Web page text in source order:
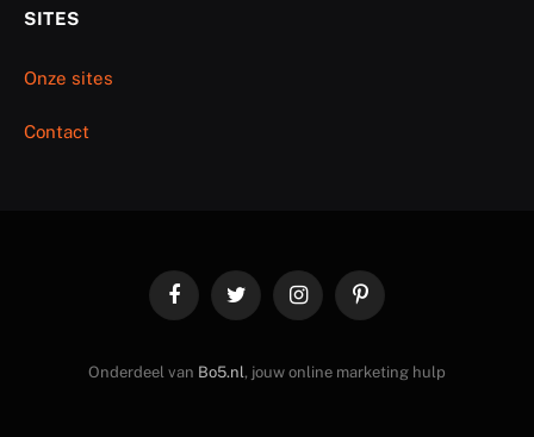
SITES
Onze sites
Contact
FacebookTwitter InstagramPinterest
Onderdeel van Bo5.nl, jouw online marketing hulp